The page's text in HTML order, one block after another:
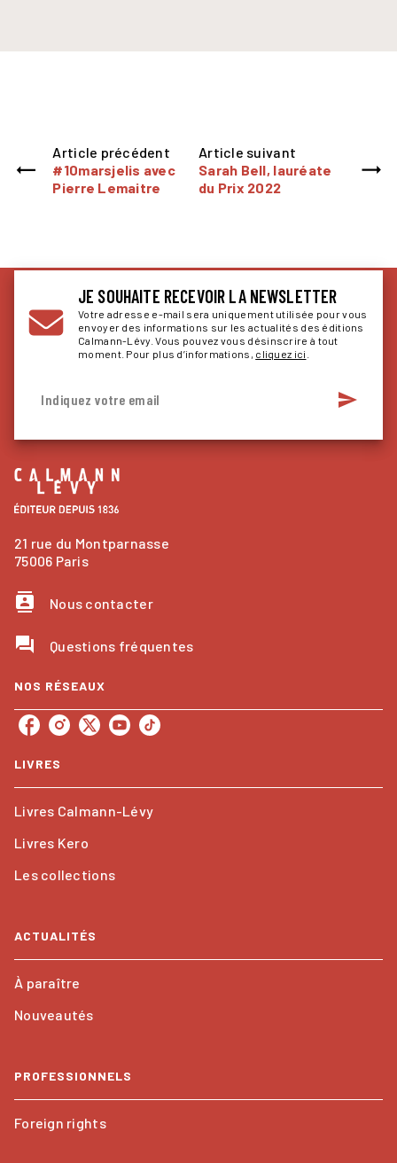
Article précédent
#10marsjelis avec
Pierre Lemaitre
Article suivant
Sarah Bell, lauréate
du Prix 2022
JE SOUHAITE RECEVOIR LA NEWSLETTER
Votre adresse e-mail sera uniquement utilisée pour vous
envoyer des informations sur les actualités des éditions
Calmann-Lévy. Vous pouvez vous désinscrire à tout
moment. Pour plus d’informations, cliquez ici
Indiquez votre email send
21 rue du Montparnasse
75006 Paris
contacts Nous contacter
question_answer Questions fréquentes
NOS RÉSEAUX
LIVRES
Livres Calmann-Lévy
Livres Kero
Les collections
ACTUALITÉS
À paraître
Nouveautés
PROFESSIONNELS
Foreign rights